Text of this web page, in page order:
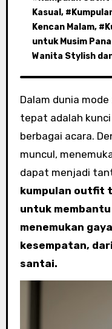
Kasual , #
Kencan Malam, #
untuk Musim
Wanita Stylish
Dalam dunia mode 2026, memilih outfit yang
tepat adalah
berbagai acara.
muncul,
dapat menjadi
kumpulan outfit
untuk
menemukan
kesempatan,
santai.